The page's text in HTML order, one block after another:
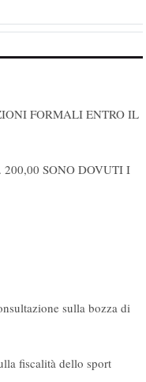
FORMALI ENTRO IL
SONO DOVUTI I
sulla bozza di
fiscalità dello sport